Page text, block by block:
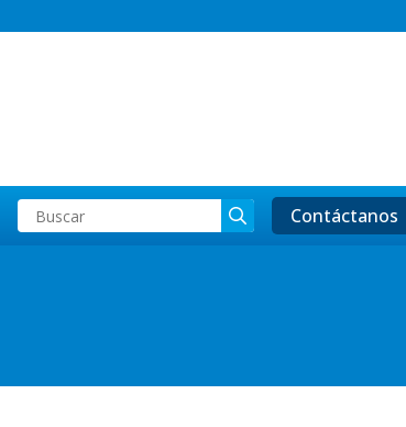
Search
for:
Contáctanos